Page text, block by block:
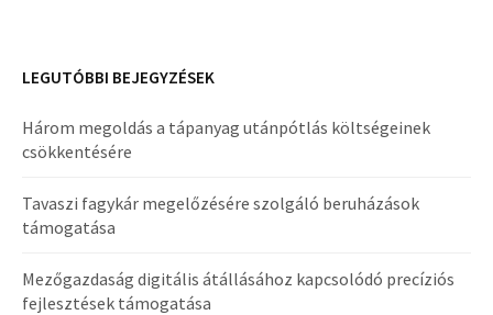
LEGUTÓBBI BEJEGYZÉSEK
Három megoldás a tápanyag utánpótlás költségeinek
csökkentésére
Tavaszi fagykár megelőzésére szolgáló beruházások
támogatása
Mezőgazdaság digitális átállásához kapcsolódó precíziós
fejlesztések támogatása